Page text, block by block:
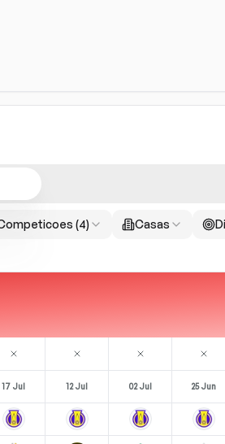
(4) Casas
17 Jul 12 Jul 02 Jul 25 Jun